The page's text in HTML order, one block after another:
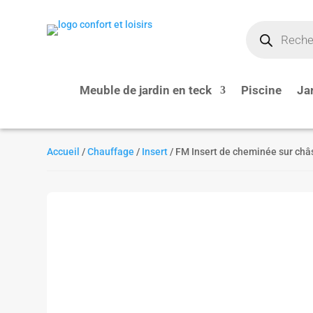
produits
Meuble de jardin en teck Piscine
Accueil /Chauffage / Insert / FM Insert de cheminée sur